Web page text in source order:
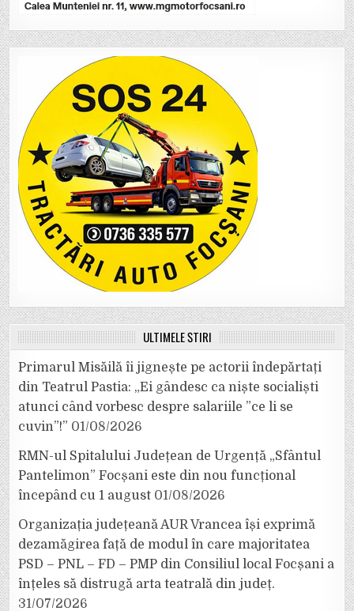
ULTIMELE ȘTIRI
Primarul Misăilă îi jignește pe actorii îndepărtați
din Teatrul Pastia: „Ei gândesc ca niște socialiști
atunci când vorbesc despre salariile ”ce li se
cuvin”!” 01/08/2026
RMN-ul Spitalului Județean de Urgență „Sfântul
Pantelimon” Focșani este din nou funcțional
începând cu 1 august 01/08/2026
Organizația județeană AUR Vrancea își exprimă
dezamăgirea față de modul în care majoritatea
PSD – PNL – FD – PMP din Consiliul local Focșani a
înțeles să distrugă arta teatrală din județ.
31/07/2026